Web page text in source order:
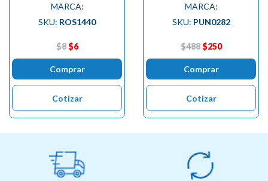
MARCA:
SKU: ROS1440
$8 $6
Comprar
Cotizar
MARCA:
SKU: PUN0282
$488 $250
Comprar
Cotizar